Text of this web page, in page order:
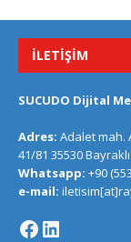
İLETIŞIM
SUCUDO Dijital
Adres: Adalet mah.
41/81 35530
Whatsapp: +90
e-mail: